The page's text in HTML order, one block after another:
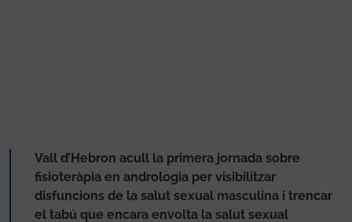
Vall d’Hebron acull la primera jornada sobre
fisioteràpia en andrologia per visibilitzar
disfuncions de la salut sexual masculina i trencar
el tabú que encara envolta la salut sexual